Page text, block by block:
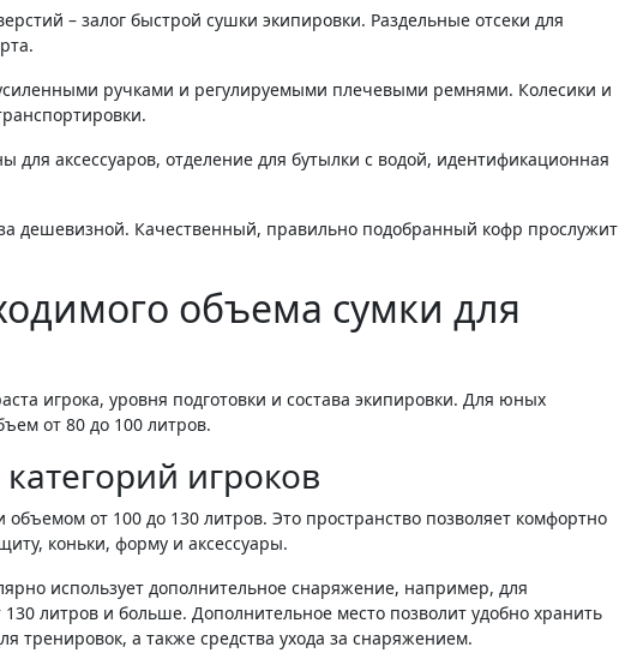
– залог быстрой сушки экипировки. Раздельные отсеки для
ручками и регулируемыми плечевыми ремнями. Колесики и
для аксессуаров, отделение для бутылки с водой, идентификационная
дешевизной. Качественный, правильно подобранный кофр прослужит
объема сумки для
игрока, уровня подготовки и состава экипировки. Для юных
от 80 до 100 литров.
игроков
от 100 до 130 литров. Это пространство позволяет комфортно
коньки, форму и аксессуары.
использует дополнительное снаряжение, например, для
литров и больше. Дополнительное место позволит удобно хранить
тренировок, а также средства ухода за снаряжением.